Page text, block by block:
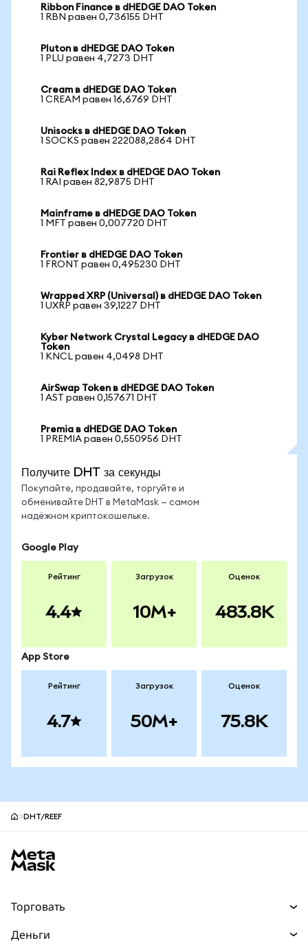
Ribbon Finance в dHEDGE DAO Token
1 RBN равен 0,736155 DHT
Pluton в dHEDGE DAO Token
1 PLU равен 4,7273 DHT
Cream в dHEDGE DAO Token
1 CREAM равен 16,6769 DHT
Unisocks в dHEDGE DAO Token
1 SOCKS равен 222088,2864 DHT
Rai Reflex Index в dHEDGE DAO Token
1 RAI равен 82,9875 DHT
Mainframe в dHEDGE DAO Token
1 MFT равен 0,007720 DHT
Frontier в dHEDGE DAO Token
1 FRONT равен 0,495230 DHT
Wrapped XRP (Universal) в dHEDGE DAO Token
1 UXRP равен 39,1227 DHT
Kyber Network Crystal Legacy в dHEDGE DAO
Token
1 KNCL равен 4,0498 DHT
AirSwap Token в dHEDGE DAO Token
1 AST равен 0,157671 DHT
Premia в dHEDGE DAO Token
1 PREMIA равен 0,550956 DHT
Получите DHT за секунды
Покупайте, продавайте, торгуйте и
обменивайте DHT в MetaMask — самом
надёжном криптокошельке.
Google Play
Рейтинг
4.4
Загрузок
10M+
Оценок
483.8K
App Store
Рейтинг
4.7
Загрузок
50M+
Оценок
75.8K
DHT/REEF
Торговать
Деньги